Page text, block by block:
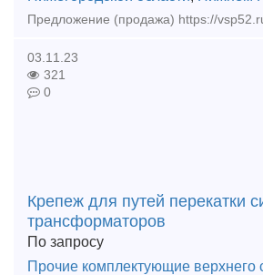
03.11.23
321
0
Крепеж для путей перекатки
трансформаторов
По запросу
Прочие комплектующие верхнего